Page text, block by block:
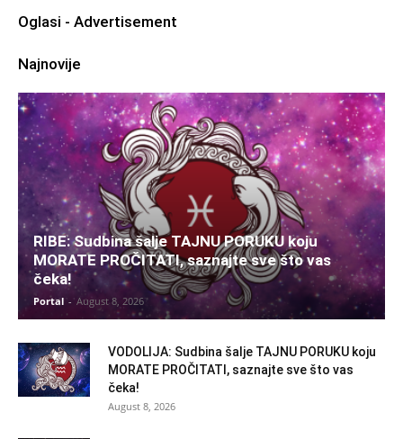
Oglasi - Advertisement
Najnovije
RIBE: Sudbina šalje TAJNU PORUKU koju
MORATE PROČITATI, saznajte sve što vas
čeka!
Portal - August 8, 2026
VODOLIJA: Sudbina šalje TAJNU PORUKU koju
MORATE PROČITATI, saznajte sve što vas
čeka!
August 8, 2026